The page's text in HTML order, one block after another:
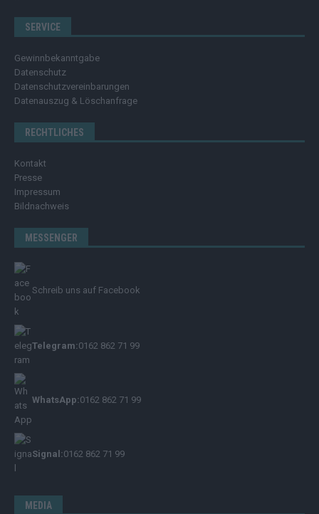
SERVICE
Gewinnbekanntgabe
Datenschutz
Datenschutzvereinbarungen
Datenauszug & Löschanfrage
RECHTLICHES
Kontakt
Presse
Impressum
Bildnachweis
MESSENGER
Schreib uns auf Facebook
Telegram:0162 862 71 99
WhatsApp:0162 862 71 99
Signal:0162 862 71 99
MEDIA